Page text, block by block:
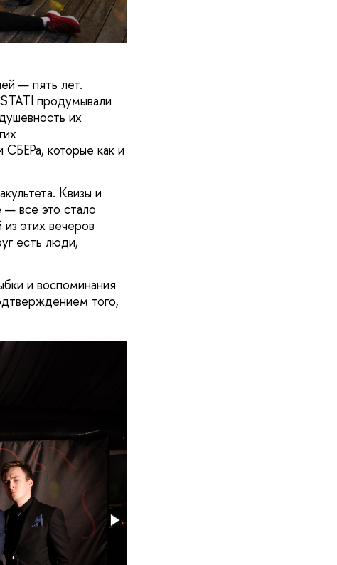
— пять лет.
продумывали
их
которые как и
Квизы и
— все это стало
этих вечеров
есть люди,
и воспоминания
того,